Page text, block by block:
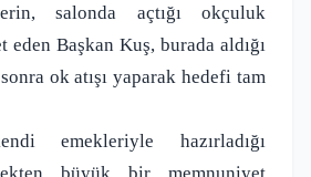
salonda açtığı okçuluk
eden Başkan Kuş, burada aldığı
ok atışı yaparak hedefi tam
emekleriyle hazırladığı
büyük bir memnuniyet